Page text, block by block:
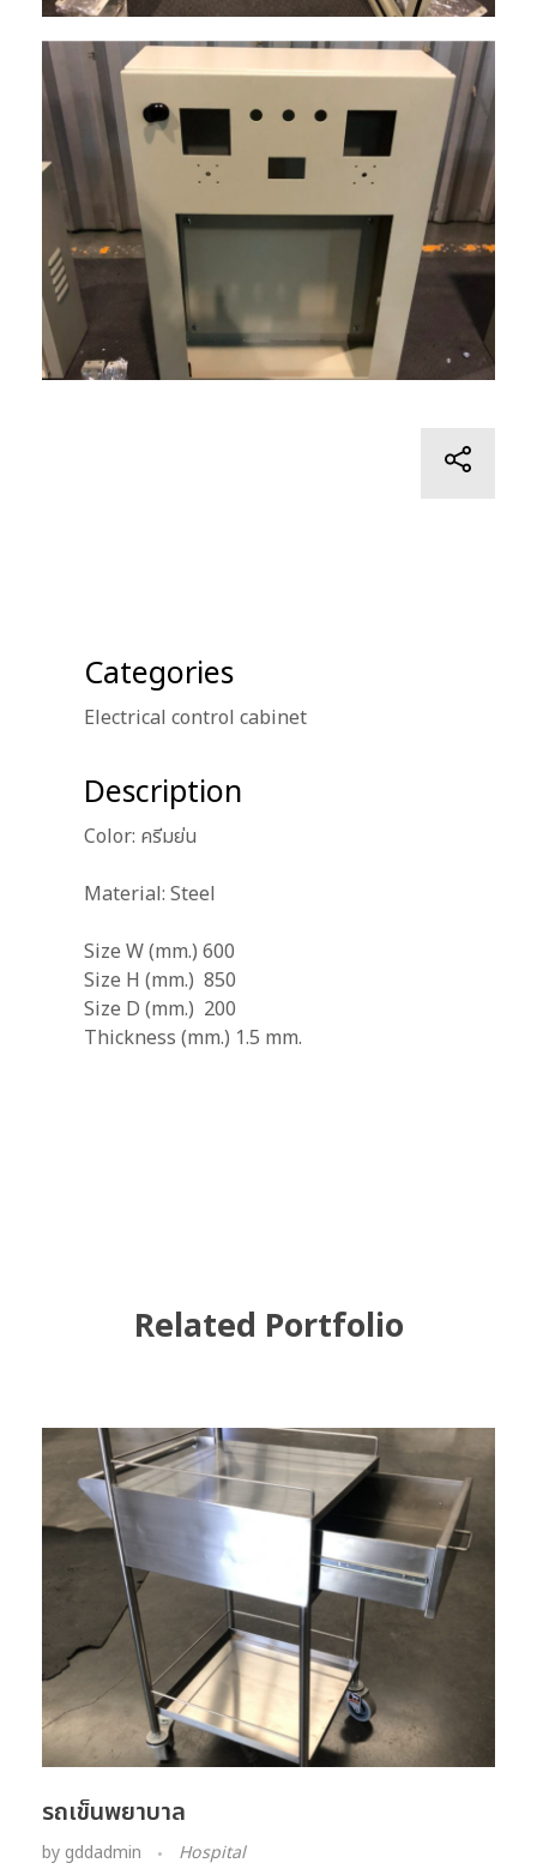
Categories
Electrical control cabinet
Description
Color: ครีมย่น
Material: Steel
Size W (mm.) 600
Size H (mm.) 850
Size D (mm.) 200
Thickness (mm.) 1.5 mm.
Related Portfolio
รถเข็นพยาบาล
by gddadmin Hospital